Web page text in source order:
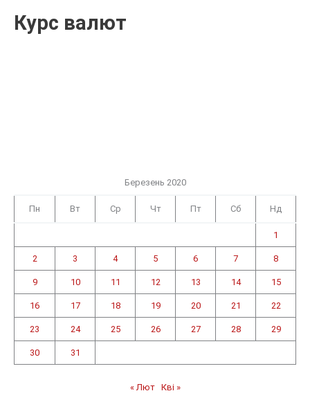
Курс валют
Березень 2020
Пн Вт Ср Чт Пт Сб Нд
1
2 3 4 5 6 7 8
9 10 11 12 13 14 15
16 17 18 19 20 21 22
23 24 25 26 27 28 29
30 31
« Лют Кві »